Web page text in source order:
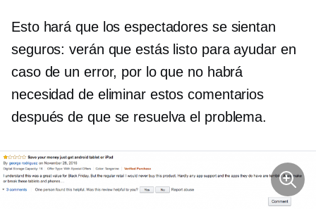
Esto hará que los espectadores se sientan
seguros: verán que estás listo para ayudar en
caso de un error, por lo que no habrá
necesidad de eliminar estos comentarios
después de que se resuelva el problema.